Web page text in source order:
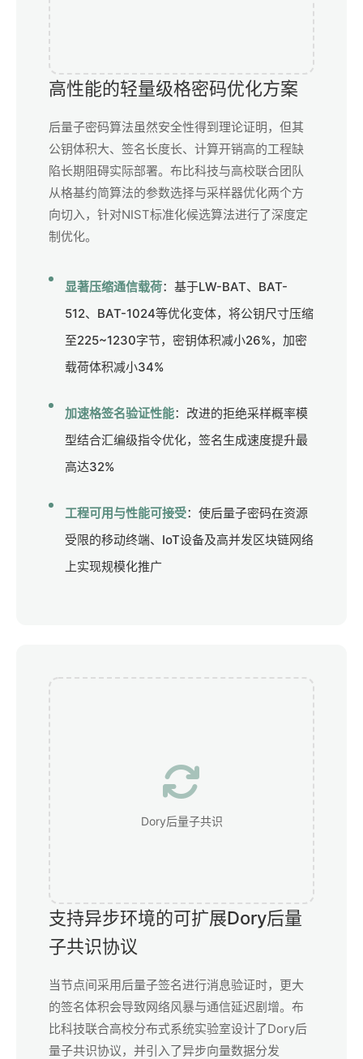
高性能的轻量级格密码优化方案
后量子密码算法虽然安全性得到理论证明，但其
公钥体积大、签名长度长、计算开销高的工程缺
陷长期阻碍实际部署。布比科技与高校联合团队
从格基约简算法的参数选择与采样器优化两个方
向切入，针对NIST标准化候选算法进行了深度定
制优化。
显著压缩通信载荷：基于LW-BAT、BAT-
512、BAT-1024等优化变体，将公钥尺寸压缩
至225~1230字节，密钥体积减小26%，加密
载荷体积减小34%
加速格签名验证性能：改进的拒绝采样概率模
型结合汇编级指令优化，签名生成速度提升最
高达32%
工程可用与性能可接受：使后量子密码在资源
受限的移动终端、IoT设备及高并发区块链网络
上实现规模化推广
Dory后量子共识
支持异步环境的可扩展Dory后量
子共识协议
当节点间采用后量子签名进行消息验证时，更大
的签名体积会导致网络风暴与通信延迟剧增。布
比科技联合高校分布式系统实验室设计了Dory后
量子共识协议，并引入了异步向量数据分发